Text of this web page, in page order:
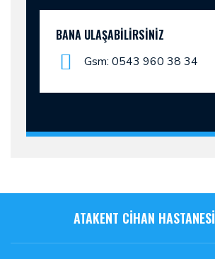
BANA ULAŞABILIRSINIZ
Gsm: 0543 960 38 34
ATAKENT CİHAN HASTANESİ